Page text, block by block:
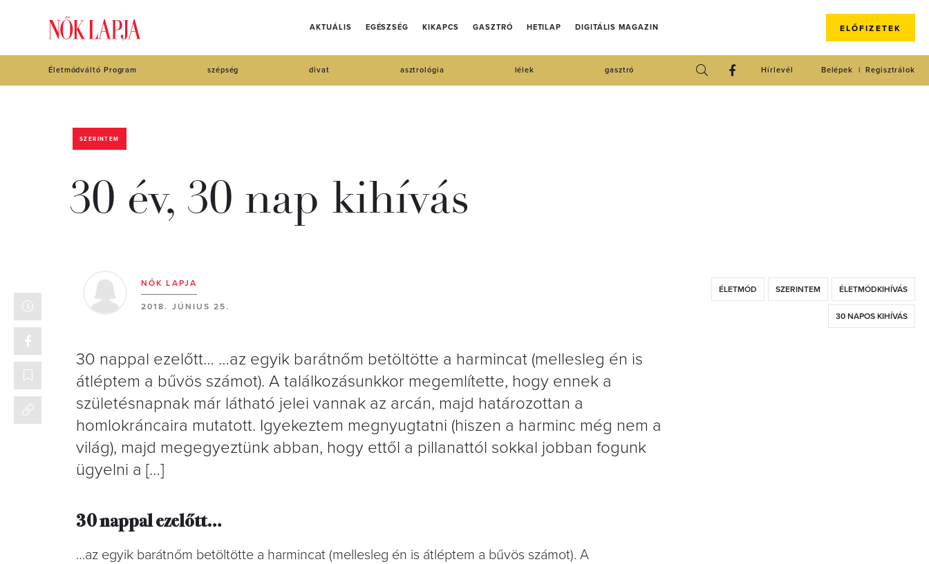
AKTUÁLIS EGÉSZSÉG KIKAPCS GASZTRÓ HETILAP DIGITÁLIS MAGAZIN ELŐFIZETEK
Életmódváltó Program szépség divat asztrológia lélek gasztró Regisztrálok
Belépek
Hírlevél
SZERINTEM
30 év, 30 nap kihívás
NŐK LAPJA
2018. JÚNIUS 25.
ÉLETMÓD SZERINTEM ÉLETMÓDKIHÍVÁS
30 NAPOS KIHÍVÁS
30 nappal ezelőtt… …az egyik barátnőm betöltötte a harmincat (mellesleg én is
átléptem a bűvös számot). A találkozásunkkor megemlítette, hogy ennek a
születésnapnak már látható jelei vannak az arcán, majd határozottan a
homlokráncaira mutatott. Igyekeztem megnyugtatni (hiszen a harminc még nem a
világ), majd megegyeztünk abban, hogy ettől a pillanattól sokkal jobban fogunk
ügyelni a […]
30 nappal ezelőtt…
…az egyik barátnőm betöltötte a harmincat (mellesleg én is átléptem a bűvös számot). A